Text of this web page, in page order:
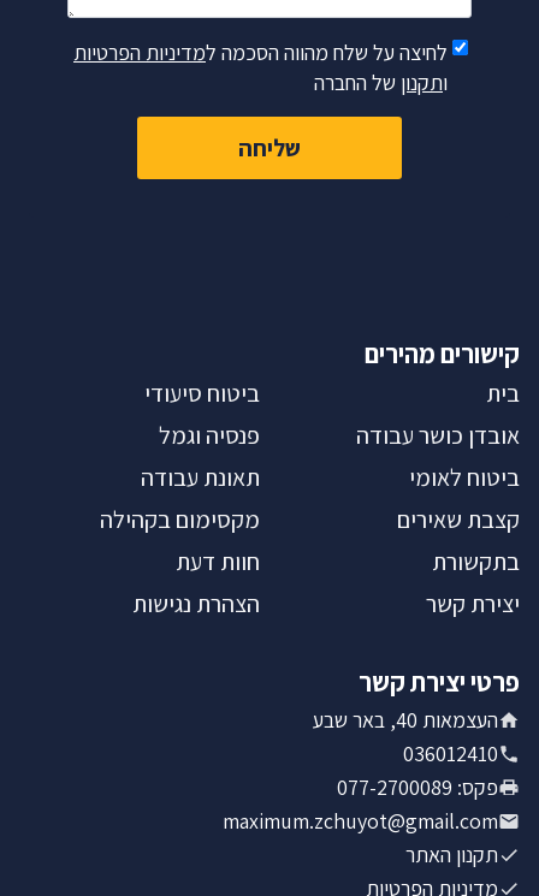
לחיצה על שלח מהווה הסכמה למדיניות הפרטיות
ותקנון של החברה
שליחה
קישורים מהירים
בית
ביטוח סיעודי
אובדן כושר עבודה
פנסיה וגמל
ביטוח לאומי
תאונת עבודה
קצבת שאירים
מקסימום בקהילה
בתקשורת
חוות דעת
יצירת קשר
הצהרת נגישות
פרטי יצירת קשר
העצמאות 40, באר שבע
036012410
פקס:
077-2700089
maximum.zchuyot@gmail.com
תקנון האתר
מדיניות הפרטיות